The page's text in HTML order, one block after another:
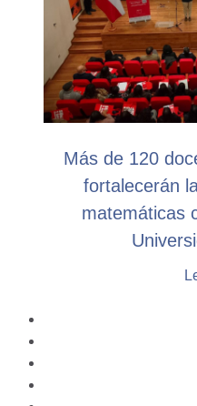
Más de 120
fortalecerán
matemáticas